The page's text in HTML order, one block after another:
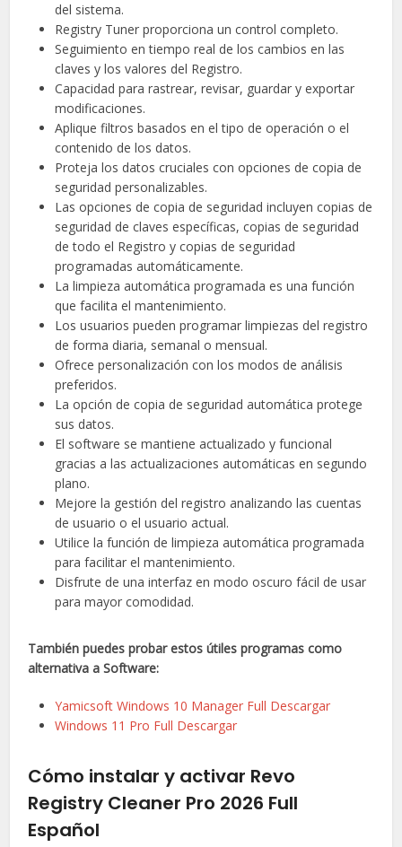
del sistema.
Registry Tuner proporciona un control completo.
Seguimiento en tiempo real de los cambios en las
claves y los valores del Registro.
Capacidad para rastrear, revisar, guardar y exportar
modificaciones.
Aplique filtros basados en el tipo de operación o el
contenido de los datos.
Proteja los datos cruciales con opciones de copia de
seguridad personalizables.
Las opciones de copia de seguridad incluyen copias de
seguridad de claves específicas, copias de seguridad
de todo el Registro y copias de seguridad
programadas automáticamente.
La limpieza automática programada es una función
que facilita el mantenimiento.
Los usuarios pueden programar limpiezas del registro
de forma diaria, semanal o mensual.
Ofrece personalización con los modos de análisis
preferidos.
La opción de copia de seguridad automática protege
sus datos.
El software se mantiene actualizado y funcional
gracias a las actualizaciones automáticas en segundo
plano.
Mejore la gestión del registro analizando las cuentas
de usuario o el usuario actual.
Utilice la función de limpieza automática programada
para facilitar el mantenimiento.
Disfrute de una interfaz en modo oscuro fácil de usar
para mayor comodidad.
También puedes probar estos útiles programas como
alternativa a Software:
Yamicsoft Windows 10 Manager Full Descargar
Windows 11 Pro Full Descargar
Cómo instalar y activar Revo
Registry Cleaner Pro 2026 Full
Español